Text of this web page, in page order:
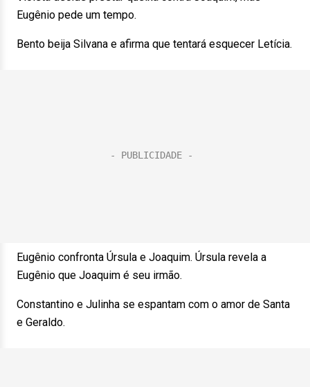
Eugênio pede um tempo.
Bento beija Silvana e afirma que tentará esquecer Letícia.
Eugênio confronta Úrsula e Joaquim. Úrsula revela a
Eugênio que Joaquim é seu irmão.
Constantino e Julinha se espantam com o amor de Santa
e Geraldo.